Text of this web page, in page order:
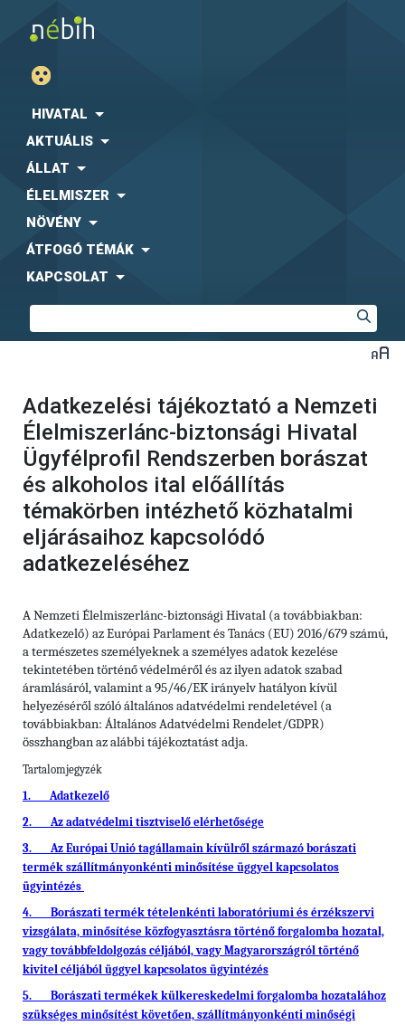
HIVATAL
AKTUÁLIS
ÁLLAT
ÉLELMISZER
NÖVÉNY
ÁTFOGÓ TÉMÁK
KAPCSOLAT
Adatkezelési tájékoztató a Nemzeti
Élelmiszerlánc-biztonsági Hivatal
Ügyfélprofil Rendszerben borászat
és alkoholos ital előállítás
témakörben intézhető közhatalmi
eljárásaihoz kapcsolódó
adatkezeléséhez
A Nemzeti Élelmiszerlánc-biztonsági Hivatal (a továbbiakban:
Adatkezelő) az Európai Parlament és Tanács (EU) 2016/679 számú,
a természetes személyeknek a személyes adatok kezelése
tekintetében történő védelméről és az ilyen adatok szabad
áramlásáról, valamint a 95/46/EK irányelv hatályon kívül
helyezéséről szóló általános adatvédelmi rendeletével (a
továbbiakban: Általános Adatvédelmi Rendelet/GDPR)
összhangban az alábbi tájékoztatást adja.
Tartalomjegyzék
1. Adatkezelő
2. Az adatvédelmi tisztviselő elérhetősége
3. Az Európai Unió tagállamain kívülről származó borászati
termék szállítmányonkénti minősítése üggyel kapcsolatos
ügyintézés
4. Borászati termék tételenkénti laboratóriumi és érzékszervi
vizsgálata, minősítése közfogyasztásra történő forgalomba hozatal,
vagy továbbfeldolgozás céljából, vagy Magyarországról történő
kivitel céljából üggyel kapcsolatos ügyintézés
5. Borászati termékek külkereskedelmi forgalomba hozatalához
szükséges minősítést követően, szállítmányonkénti minőségi